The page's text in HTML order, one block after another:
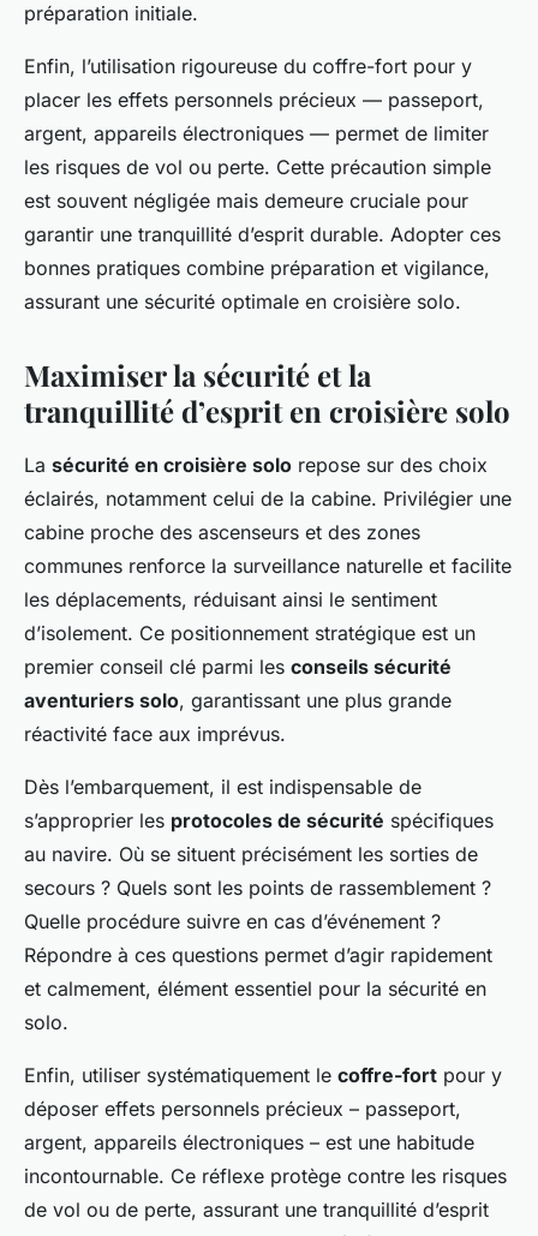
préparation initiale.
Enfin, l’utilisation rigoureuse du coffre-fort pour y
placer les effets personnels précieux — passeport,
argent, appareils électroniques — permet de limiter
les risques de vol ou perte. Cette précaution simple
est souvent négligée mais demeure cruciale pour
garantir une tranquillité d’esprit durable. Adopter ces
bonnes pratiques combine préparation et vigilance,
assurant une sécurité optimale en croisière solo.
Maximiser la sécurité et la
tranquillité d’esprit en croisière solo
La sécurité en croisière solo repose sur des choix
éclairés, notamment celui de la cabine. Privilégier une
cabine proche des ascenseurs et des zones
communes renforce la surveillance naturelle et facilite
les déplacements, réduisant ainsi le sentiment
d’isolement. Ce positionnement stratégique est un
premier conseil clé parmi les conseils sécurité
aventuriers solo, garantissant une plus grande
réactivité face aux imprévus.
Dès l’embarquement, il est indispensable de
s’approprier les protocoles de sécurité spécifiques
au navire. Où se situent précisément les sorties de
secours ? Quels sont les points de rassemblement ?
Quelle procédure suivre en cas d’événement ?
Répondre à ces questions permet d’agir rapidement
et calmement, élément essentiel pour la sécurité en
solo.
Enfin, utiliser systématiquement le coffre-fort pour y
déposer effets personnels précieux – passeport,
argent, appareils électroniques – est une habitude
incontournable. Ce réflexe protège contre les risques
de vol ou de perte, assurant une tranquillité d’esprit